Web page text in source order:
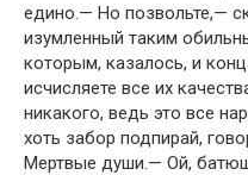
едино.— Но позвольте,—
изумленный таким
которым, казалось, и
исчисляете все их
никакого, ведь это все
хоть забор подпирай,
Мертвые души.— Ой,